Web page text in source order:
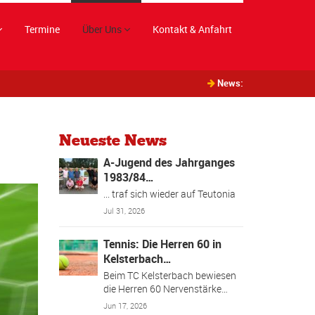
Termine Über Uns Kontakt & Anfahrt
News:
Neueste News
A-Jugend des Jahrganges
1983/84…
... traf sich wieder auf Teutonia
Jul 31, 2026
Tennis: Die Herren 60 in
Kelsterbach…
Beim TC Kelsterbach bewiesen
die Herren 60 Nervenstärke…
Jun 17, 2026